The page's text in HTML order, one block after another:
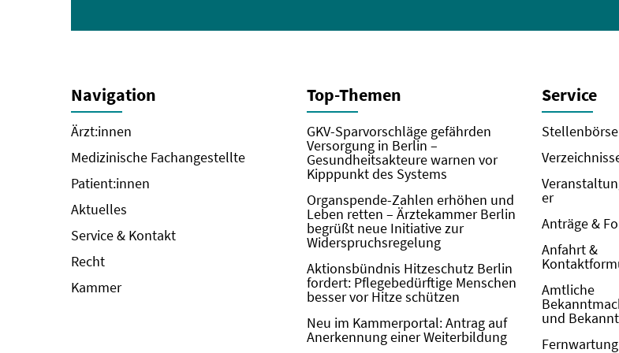
Navigation
Ärzt:innen
Medizinische Fachangestellte
Patient:innen
Aktuelles
Service & Kontakt
Recht
Kammer
Top-Themen
GKV-Sparvorschläge gefährden
Versorgung in Berlin –
Gesundheitsakteure warnen vor
Kipppunkt des Systems
Organspende-Zahlen erhöhen und
Leben retten – Ärztekammer Berlin
begrüßt neue Initiative zur
Widerspruchsregelung
Aktionsbündnis Hitzeschutz Berlin
fordert: Pflegebedürftige Menschen
besser vor Hitze schützen
Neu im Kammerportal: Antrag auf
Anerkennung einer Weiterbildung
Service
er
Anträge &
Anfahrt &
Amtliche
und
Fernwartung